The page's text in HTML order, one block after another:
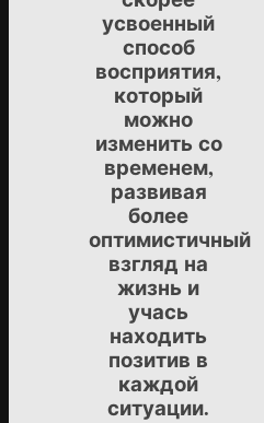
усвоенный
способ
восприятия,
который
можно
изменить со
временем,
развивая
более
оптимистичный
взгляд на
жизнь и
учась
находить
позитив в
каждой
ситуации.